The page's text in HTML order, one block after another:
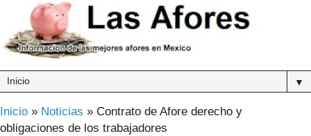
▼
Inicio » Noticias » Contrato de Afore derecho y
obligaciones de los trabajadores